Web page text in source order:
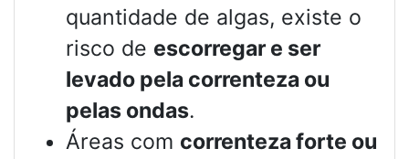
quantidade de algas, existe o
risco de escorregar e ser
levado pela correnteza ou
pelas ondas.
Áreas com correnteza forte ou